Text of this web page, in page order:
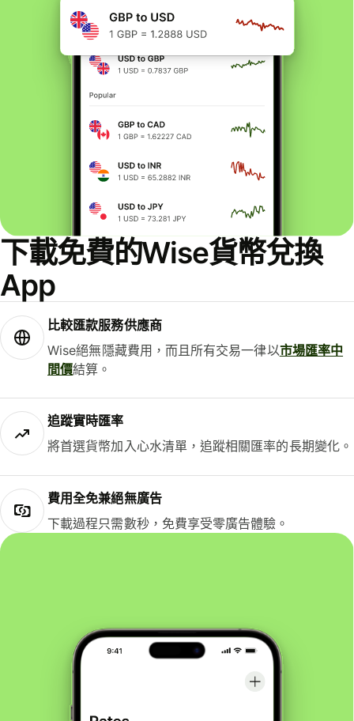
下載免費的Wise貨幣兌換
App
比較匯款服務供應商
Wise絕無隱藏費用，而且所有交易一律以市場匯率中
間價結算。
追蹤實時匯率
將首選貨幣加入心水清單，追蹤相關匯率的長期變化。
費用全免兼絕無廣告
下載過程只需數秒，免費享受零廣告體驗。